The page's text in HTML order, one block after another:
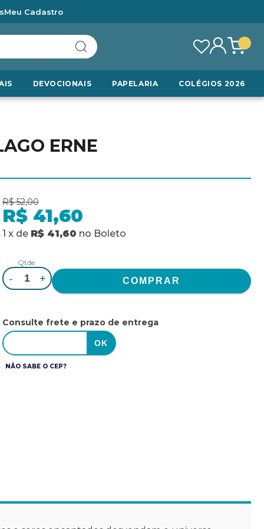
Meu Cadastro
DEVOCIONAIS PAPELARIA COLÉGIOS 2026
ERNE
R$ 52,00
R$ 41,60
1 x de R$ 41,60 no Boleto
Qtde.
- +
Consulte frete e prazo de entrega
NÃO SABE O CEP?